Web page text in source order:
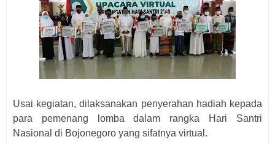
Usai kegiatan, dilaksanakan penyerahan hadiah kepada
para pemenang lomba dalam rangka Hari Santri
Nasional di Bojonegoro yang sifatnya virtual.